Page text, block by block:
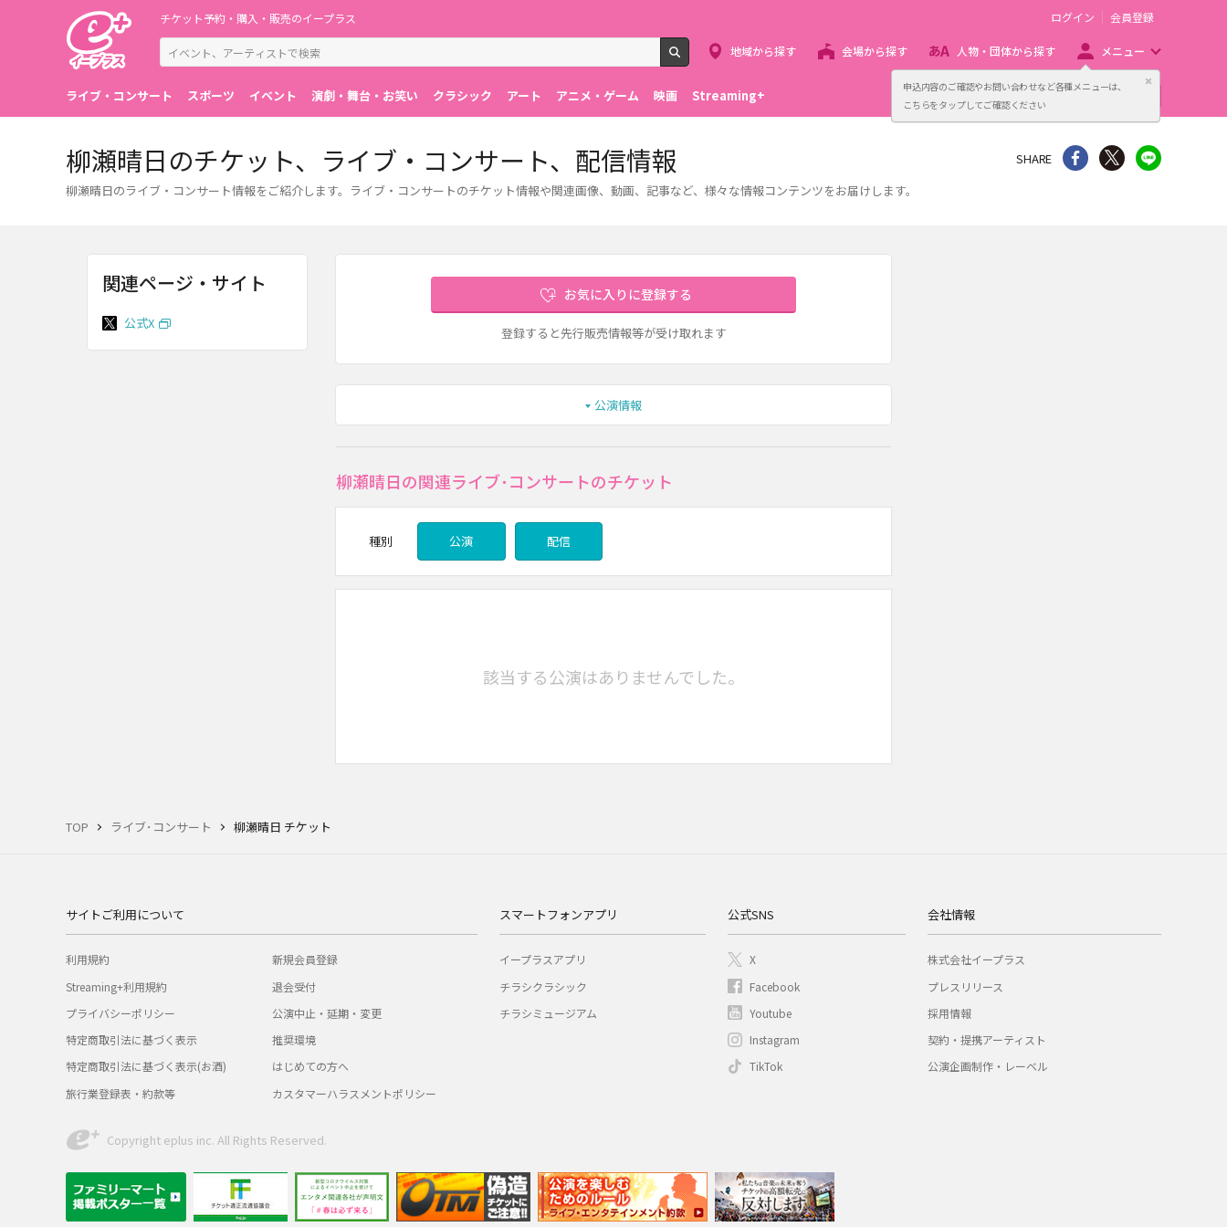
申込内容のご確認やお問い合わせなど各種メニューは、
こちらをタップしてご確認ください
閉じる
チケット予約・購入・販売のイープラス
検索
ログイン 会員登録
地域から探す 会場から探す 人物・団体から探す メニュー
ライブ・コンサート スポーツ イベント 演劇・舞台・お笑い クラシック アート アニメ・ゲーム 映画 Streaming+ 主催者向け販売サービス
TOP ライブ･コンサート 柳瀬晴日 チケット
柳瀬晴日のチケット、ライブ・コンサート、配信情報
柳瀬晴日のライブ・コンサート情報をご紹介します。ライブ・コンサートのチケット情報や関連画像、動画、記事など、様々な情報コンテンツをお届けします。
SHARE シェア Twitter
お気に入りに登録する
登録すると先行販売情報等が受け取れます
公演情報
柳瀬晴日の関連ライブ･コンサートのチケット
種別 公演 配信
該当する公演はありませんでした。
関連ページ・サイト
公式X
サイトご利用について
利用規約
Streaming+利用規約
プライバシーポリシー
特定商取引法に基づく表示
特定商取引法に基づく表示(お酒)
旅行業登録表・約款等
新規会員登録
退会受付
公演中止・延期・変更
推奨環境
はじめての方へ
カスタマーハラスメントポリシー
スマートフォンアプリ
イープラスアプリ
チラシクラシック
チラシミュージアム
公式SNS
X
Facebook
Youtube
Instagram
TikTok
会社情報
株式会社イープラス
プレスリリース
採用情報
契約・提携アーティスト
公演企画制作・レーベル
Copyright eplus inc. All Rights Reserved.